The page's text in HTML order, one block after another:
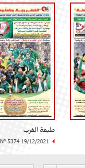
طبعة الغرب
N° 5374 19/12/2021